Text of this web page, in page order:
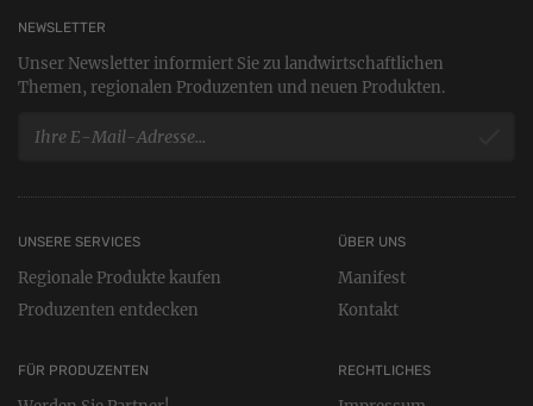
NEWSLETTER
Unser Newsletter informiert Sie zu landwirtschaftlichen
Themen, regionalen Produzenten und neuen Produkten.
UNSERE SERVICES
Regionale Produkte kaufen
Produzenten entdecken
FÜR PRODUZENTEN RECHTLICHES
ÜBER UNS
Manifest
Kontakt